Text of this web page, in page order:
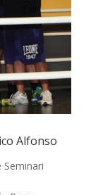
Alfonso
Seminari